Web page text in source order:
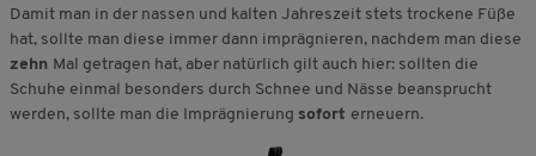
Damit man in der nassen und kalten Jahreszeit stets trockene Füße
hat, sollte man diese immer dann imprägnieren, nachdem man diese
zehn Mal getragen hat, aber natürlich gilt auch hier: sollten die
Schuhe einmal besonders durch Schnee und Nässe beansprucht
werden, sollte man die Imprägnierung sofort erneuern.